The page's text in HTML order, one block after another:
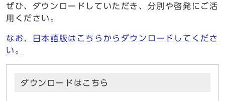
ぜひ、ダウンロードしていただき、分別や啓発にご活
用ください。
なお、日本語版はこちらからダウンロードしてくださ
い。
ダウンロードはこちら